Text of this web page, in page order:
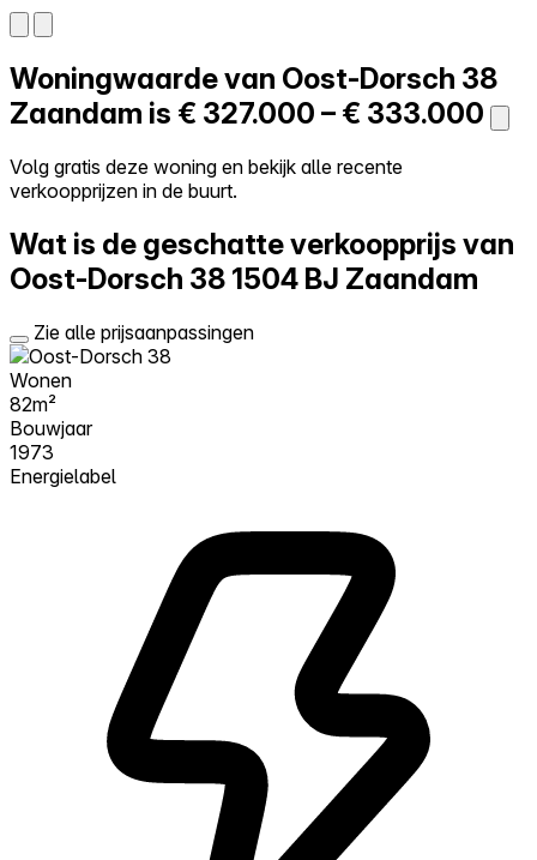
Zelf kopen
Alles-in-één
Reviews
Log in
Woningwaarde van Oost-Dorsch 38
Zaandam is € 327.000 – € 333.000
Volg gratis deze woning en bekijk alle recente
verkoopprijzen in de buurt.
Wat is de geschatte verkoopprijs van
Oost-Dorsch 38 1504 BJ Zaandam
Zie alle prijsaanpassingen
Wonen
82m²
Bouwjaar
1973
Energielabel